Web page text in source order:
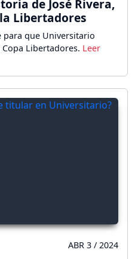
de José Rivera,
Libertadores
para que Universitario
Libertadores.
ABR 3 / 2024